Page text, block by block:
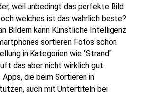
weil unbedingt das perfekte Bild
welches ist das wahrlich beste?
Bildern kann Künstliche Intelligenz
sortieren Fotos schon
in Kategorien wie "Strand"
das aber nicht wirklich gut.
Apps, die beim Sortieren in
auch mit Untertiteln bei